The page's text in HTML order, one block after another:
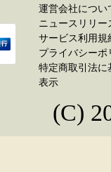
運営会社につい
ニュースリリー
サービス利用規
プライバシーポ
特定商取引法に
表示
(C)